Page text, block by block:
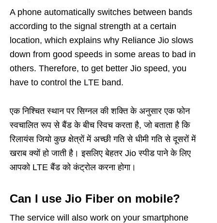
A phone automatically switches between bands
according to the signal strength at a certain
location, which explains why Reliance Jio slows
down from good speeds in some areas to bad in
others. Therefore, to get better Jio speed, you
have to control the LTE band.
एक निश्चित स्थान पर सिग्नल की शक्ति के अनुसार एक फोन
स्वचालित रूप से बैंड के बीच स्विच करता है, जो बताता है कि
रिलायंस जियो कुछ क्षेत्रों में अच्छी गति से धीमी गति से दूसरों में
खराब क्यों हो जाती है। इसलिए बेहतर Jio स्पीड पाने के लिए
आपको LTE बैंड को कंट्रोल करना होगा।
Can I use Jio Fiber on mobile?
The service will also work on your smartphone